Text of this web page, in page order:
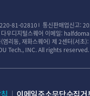
81-02810
통신판매업신고:
우디지털스퀘어 이메일:
리동, 재화스퀘어) 제 2센터(서초
Tech., INC. All rights reserved.